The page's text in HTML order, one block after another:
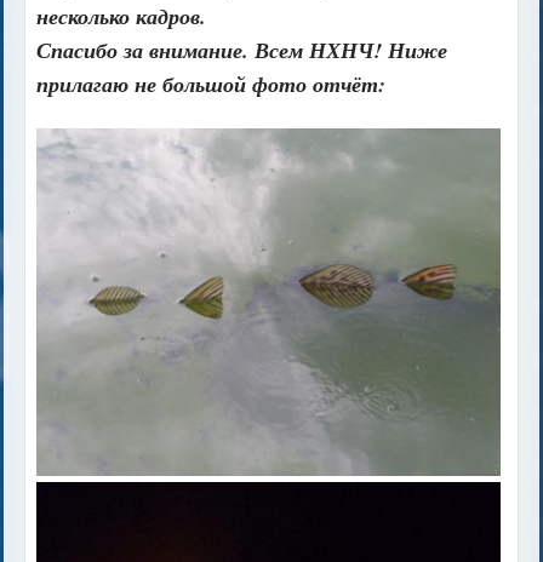
несколько кадров.
Спасибо за внимание. Всем НХНЧ! Ниже
прилагаю не большой фото отчёт: